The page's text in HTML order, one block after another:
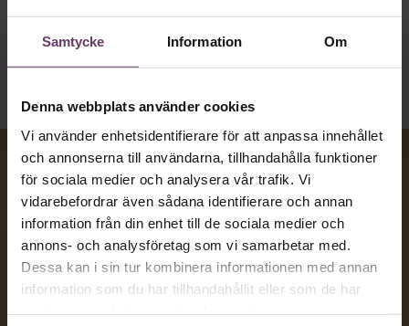
Samtycke Information Om
Denna webbplats använder cookies
Vi använder enhetsidentifierare för att anpassa innehållet
och annonserna till användarna, tillhandahålla funktioner
för sociala medier och analysera vår trafik. Vi
vidarebefordrar även sådana identifierare och annan
information från din enhet till de sociala medier och
annons- och analysföretag som vi samarbetar med.
Dessa kan i sin tur kombinera informationen med annan
information som du har tillhandahållit eller som de har